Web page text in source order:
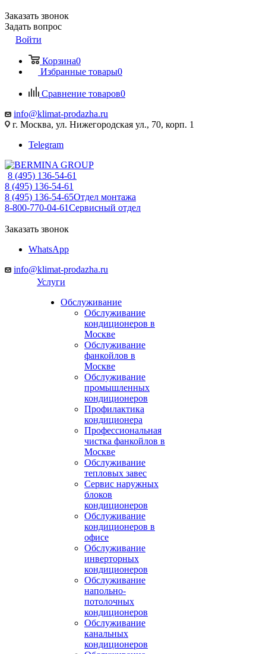
Заказать звонок
Задать вопрос
Войти
Корзина0
Избранные товары0
Сравнение товаров0
info@klimat-prodazha.ru
г. Москва, ул. Нижегородская ул., 70, корп. 1
Telegram
8 (495) 136-54-61
8 (495) 136-54-61
8 (495) 136-54-65Отдел монтажа
8-800-770-04-61Сервисный отдел
Заказать звонок
WhatsApp
info@klimat-prodazha.ru
Услуги
Обслуживание
Обслуживание
кондиционеров в
Москве
Обслуживание
фанкойлов в
Москве
Обслуживание
промышленных
кондиционеров
Профилактика
кондиционера
Профессиональная
чистка фанкойлов в
Москве
Обслуживание
тепловых завес
Сервис наружных
блоков
кондиционеров
Обслуживание
кондиционеров в
офисе
Обслуживание
инверторных
кондиционеров
Обслуживание
напольно-
потолочных
кондиционеров
Обслуживание
канальных
кондиционеров